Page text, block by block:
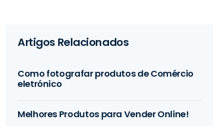
Artigos Relacionados
Como fotografar produtos de Comércio
eletrónico
Melhores Produtos para Vender Online!